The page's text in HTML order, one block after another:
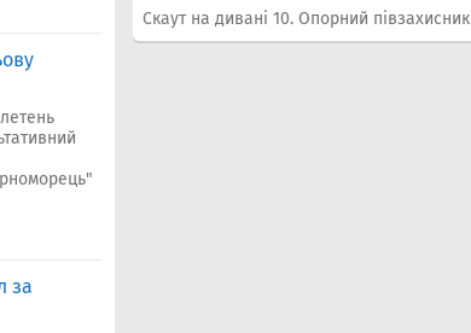
за
Скаут на дивані 10. Опорний півзахисник